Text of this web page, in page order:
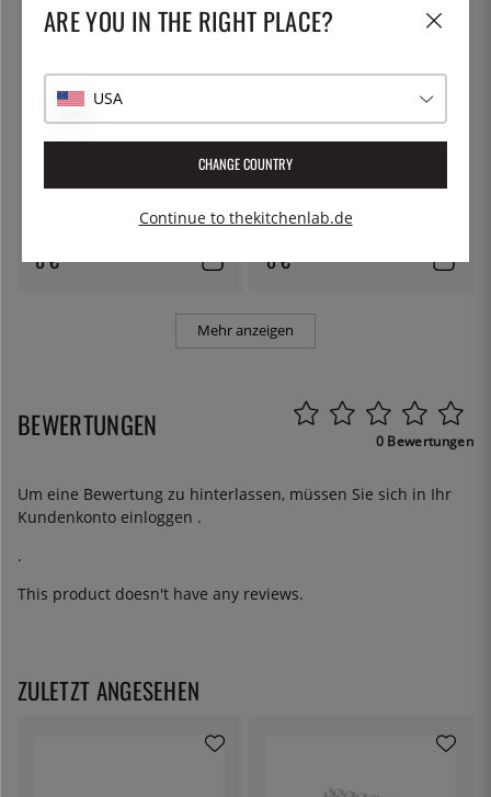
LILIEN
Dipschale 9 cl, Lifestyle Natural -
8 €
LILIEN
Flacher Teller 20 cm, Lifestyle
Highland - Lilien
8 €
Mehr anzeigen
BEWERTUNGEN 0 Bewertungen
Um eine Bewertung zu hinterlassen, müssen Sie sich in Ihr
Kundenkonto einloggen .
.
This product doesn't have any reviews.
ZULETZT ANGESEHEN
ARE YOU IN THE RIGHT PLACE?
USA
CHANGE COUNTRY
Continue to thekitchenlab.de